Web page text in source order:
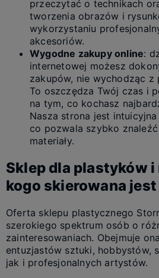
przeczytać o technikach
tworzenia obrazów i
wykorzystaniu
akcesoriów.
Wygodne zakupy online:
internetowej możesz
zakupów, nie wychodząc z
To oszczędza Twój czas i
na tym, co kochasz
Nasza strona jest intuicyjna
co pozwala szybko
materiały.
Sklep dla plastyków i
kogo skierowana
Oferta sklepu plastycznego
szerokiego spektrum osób o
zainteresowaniach. Obejmuje
entuzjastów sztuki, hobbystów,
jak i profesjonalnych artystów.